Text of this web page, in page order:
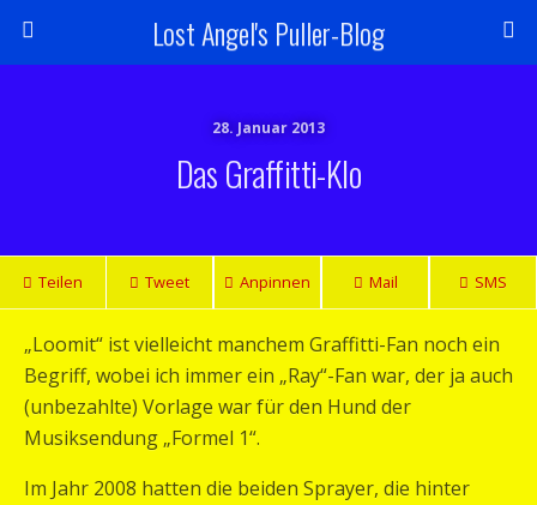
Lost Angel's Puller-Blog
28. Januar 2013
Das Graffitti-Klo
Teilen Tweet Anpinnen Mail SMS
„Loomit“ ist vielleicht manchem Graffitti-Fan noch ein
Begriff, wobei ich immer ein „Ray“-Fan war, der ja auch
(unbezahlte) Vorlage war für den Hund der
Musiksendung „Formel 1“.
Im Jahr 2008 hatten die beiden Sprayer, die hinter